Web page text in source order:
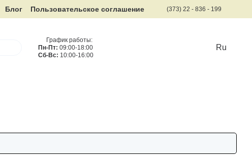
Блог Пользовательское соглашение (373) 22 - 836 - 199
График работы:
Пн-Пт: 09:00-18:00
Сб-Вс: 10:00-16:00
Ru